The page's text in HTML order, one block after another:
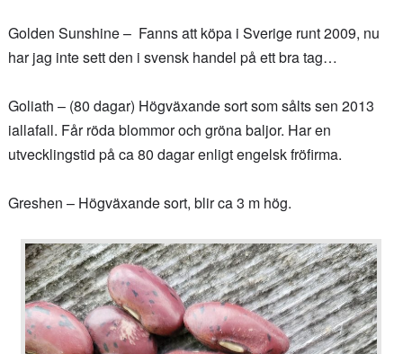
Golden Sunshine – Fanns att köpa i Sverige runt 2009, nu
har jag inte sett den i svensk handel på ett bra tag…
Goliath – (80 dagar) Högväxande sort som sålts sen 2013
iallafall. Får röda blommor och gröna baljor. Har en
utvecklingstid på ca 80 dagar enligt engelsk fröfirma.
Greshen – Högväxande sort, blir ca 3 m hög.